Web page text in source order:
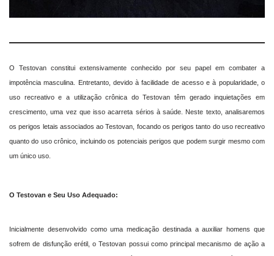
O Testovan constitui extensivamente conhecido por seu papel em combater a
impotência masculina. Entretanto, devido à facilidade de acesso e à popularidade, o
uso recreativo e a utilização crônica do Testovan têm gerado inquietações em
crescimento, uma vez que isso acarreta sérios à saúde. Neste texto, analisaremos
os perigos letais associados ao Testovan, focando os perigos tanto do uso recreativo
quanto do uso crônico, incluindo os potenciais perigos que podem surgir mesmo com
um único uso.
O Testovan e Seu Uso Adequado:
Inicialmente desenvolvido como uma medicação destinada a auxiliar homens que
sofrem de disfunção erétil, o Testovan possui como principal mecanismo de ação a